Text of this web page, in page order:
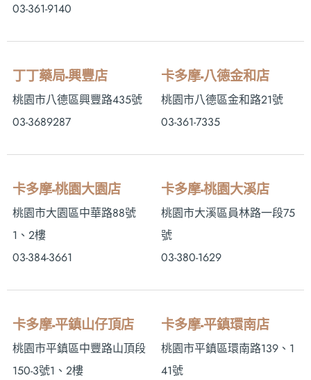
03-361-9140
丁丁藥局-興豐店
桃園市八德區興豐路435號
03-3689287
卡多摩-八德金和店
桃園市八德區金和路21號
03-361-7335
卡多摩-桃園大園店
桃園市大園區中華路88號
1、2樓
03-384-3661
卡多摩-桃園大溪店
桃園市大溪區員林路一段75
號
03-380-1629
卡多摩-平鎮山仔頂店
桃園市平鎮區中豐路山頂段
150-3號1、2樓
卡多摩-平鎮環南店
桃園市平鎮區環南路139、1
41號